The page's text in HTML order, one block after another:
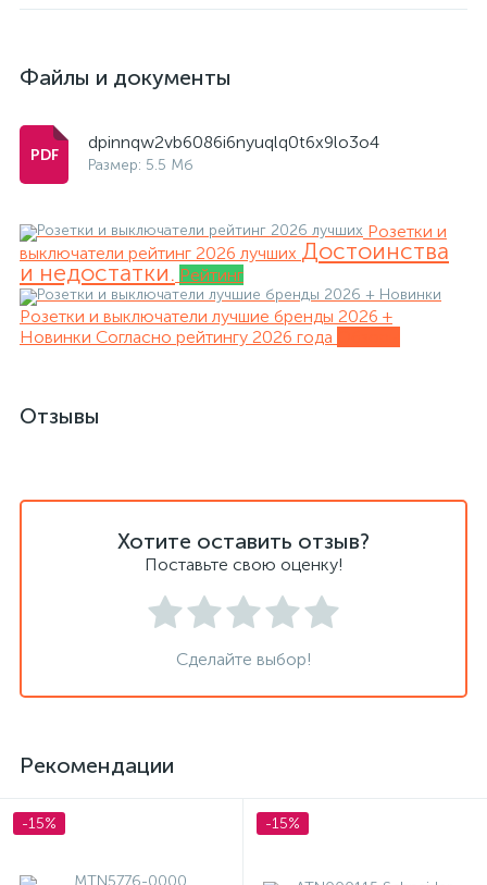
Файлы и документы
dpinnqw2vb6086i6nyuqlq0t6x9lo3o4
Размер: 5.5 Мб
Розетки и
выключатели рейтинг 2026 лучших Достоинства
и недостатки. Рейтинг
Розетки и выключатели лучшие бренды 2026 +
Новинки Согласно рейтингу 2026 года
Отзывы
Хотите оставить отзыв?
Поставьте свою оценку!
Сделайте выбор!
Рекомендации
-15% -15%